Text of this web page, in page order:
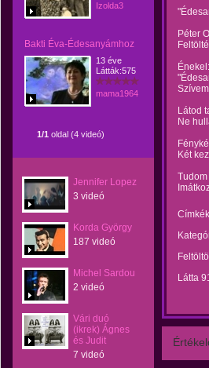
Izolda3
Bakti Éva-Édesanyámhoz
13 éve
Látták:575
mama1964
1/1 oldal (4 videó)
Jennifer Lopez
3 videó
Korda György
187 videó
Michel Sardou
2 videó
Vári duó
(ikrek) Ágnes
és Judit
7 videó
Péter
Látod
Ne
Két
Látta